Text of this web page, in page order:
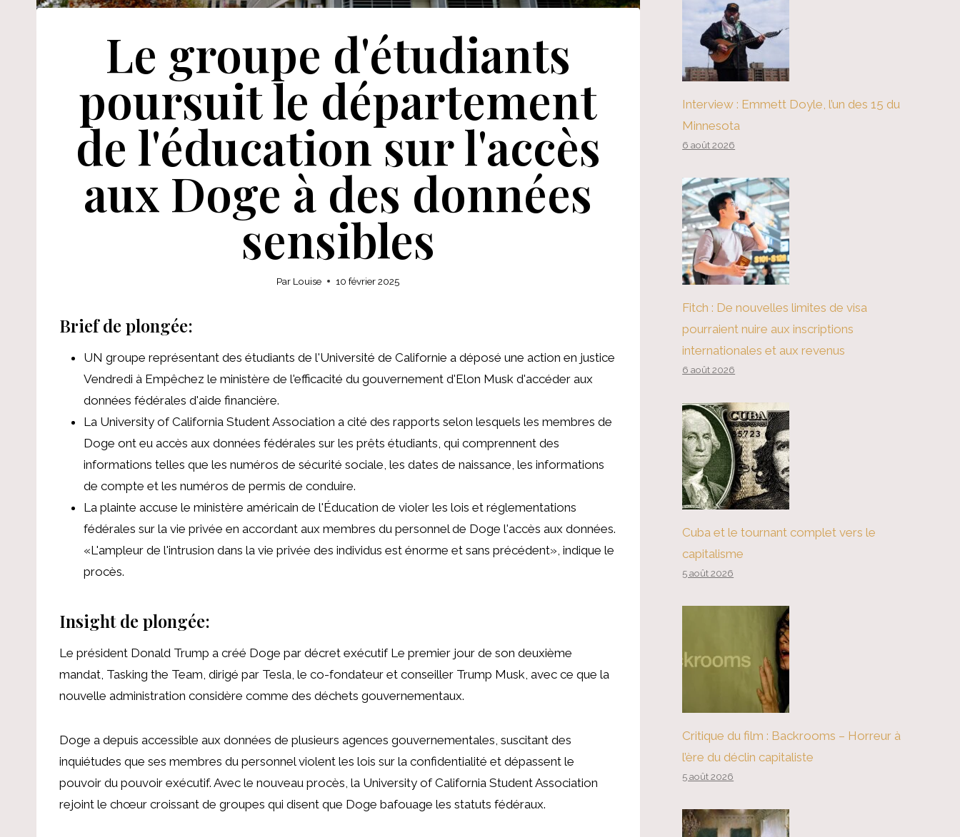
Le groupe d'étudiants
poursuit le département
de l'éducation sur l'accès
aux Doge à des données
sensibles
Par Louise 10 février 2025
Brief de plongée:
UN groupe représentant des étudiants de l'Université de Californie a déposé une action en justice
Vendredi à Empêchez le ministère de l'efficacité du gouvernement d'Elon Musk d'accéder aux
données fédérales d'aide financière.
La University of California Student Association a cité des rapports selon lesquels les membres de
Doge ont eu accès aux données fédérales sur les prêts étudiants, qui comprennent des
informations telles que les numéros de sécurité sociale, les dates de naissance, les informations
de compte et les numéros de permis de conduire.
La plainte accuse le ministère américain de l'Éducation de violer les lois et réglementations
fédérales sur la vie privée en accordant aux membres du personnel de Doge l'accès aux données.
«L'ampleur de l'intrusion dans la vie privée des individus est énorme et sans précédent», indique le
procès.
Insight de plongée:
Le président Donald Trump a créé Doge par décret exécutifLe premier jour de son deuxième
mandat, Tasking the Team, dirigé par Tesla, le co-fondateur et conseiller Trump Musk, avec ce que la
nouvelle administration considère comme des déchets gouvernementaux.
Doge a depuis accessible aux données de plusieurs agences gouvernementales, suscitant des
inquiétudes que ses membres du personnel violent les lois sur la confidentialité et dépassent le
pouvoir du pouvoir exécutif. Avec le nouveau procès, la University of California Student Association
rejoint le chœur croissant de groupes qui disent que Doge bafouage les statuts fédéraux.
Interview : Emmett Doyle, l’un des 15 du
Minnesota
6 août 2026
Fitch : De nouvelles limites de visa
pourraient nuire aux inscriptions
internationales et aux revenus
6 août 2026
Cuba et le tournant complet vers le
capitalisme
5 août 2026
Critique du film : Backrooms – Horreur à
l’ère du déclin capitaliste
5 août 2026